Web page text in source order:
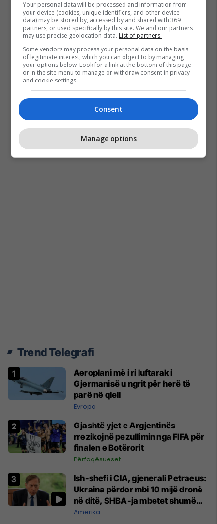
Trend Telegrafi
Aeroplani më i ri luftarak i
Gjermanisë u ngrit për herë të
parë në qiell
Evropa
Gjashtë yjet e Argjentinës
rrezikojnë pezullimin nga FIFA për
finalen e Botërorit
Përfaqësueset
Ish-shefi i CIA, gjenerali Petraeus:
Ukraina përdor mbi 10 mijë dronë
në ditë, SHBA-ja mbetet shumë
prapa në prodhim
Amerika
Your personal data will be processed and information from
your device (cookies, unique identifiers, and other device
data) may be stored by, accessed by and shared with 369
partners, or used specifically by this site. We and our partners
may use precise geolocation data. List of partners.
Some vendors may process your personal data on the basis
of legitimate interest, which you can object to by managing
your options below. Look for a link at the bottom of this page
or in the site menu to manage or withdraw consent in privacy
and cookie settings.
Consent
Manage options